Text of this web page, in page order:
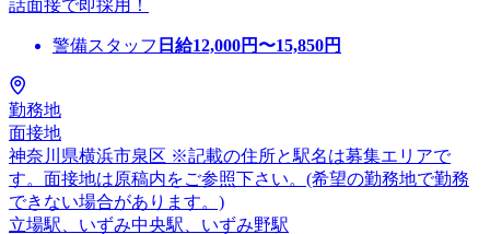
話面接で即採用！
警備スタッフ 日給12,000円〜15,850円
勤務地
面接地
神奈川県横浜市泉区 ※記載の住所と駅名は募集エリアで
す。面接地は原稿内をご参照下さい。(希望の勤務地で勤務
できない場合があります。)
立場駅、いずみ中央駅、いずみ野駅